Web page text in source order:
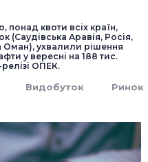
понад квоти всіх країн,
(Саудівська Аравія, Росія,
Оман), ухвалили рішення
у вересні на 188 тис.
ОПЕК.
Видобуток Ринок